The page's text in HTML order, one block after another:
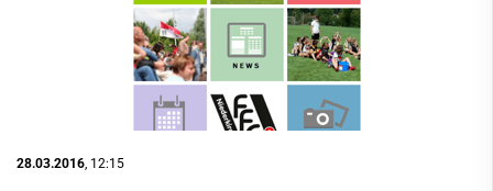
28.03.2016, 12:15